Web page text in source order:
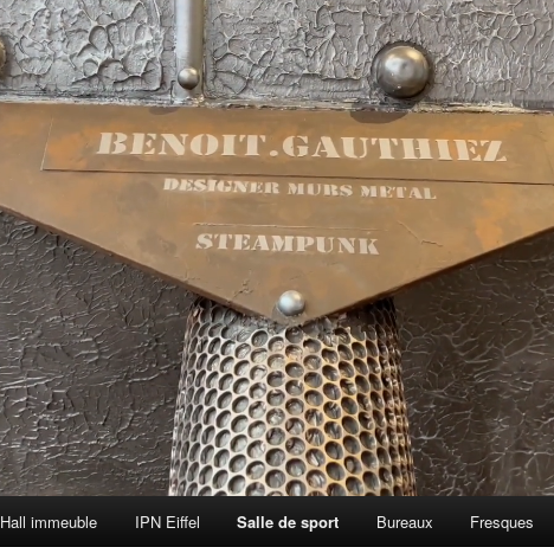
Hall immeuble IPN Eiffel Salle de sport Bureaux Fresques